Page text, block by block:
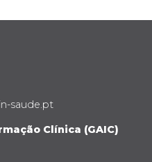
saude.pt
Clínica (GAIC)